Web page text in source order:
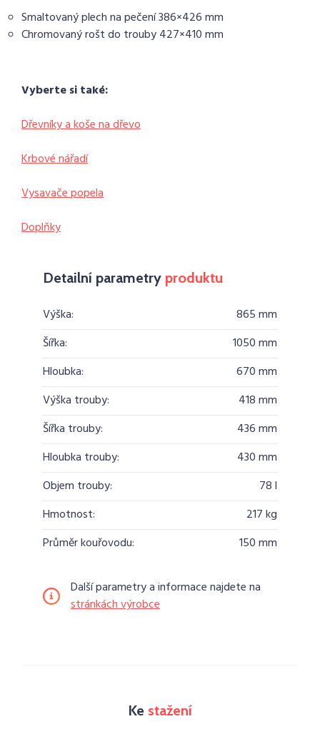
Smaltovaný plech na pečení 386×426 mm
Chromovaný rošt do trouby 427×410 mm
Vyberte si také:
Dřevníky a koše na dřevo
Krbové nářadí
Vysavače popela
Doplňky
Detailní parametry produktu
Výška:
865 mm
Šířka:
1050 mm
Hloubka:
670 mm
Výška trouby:
418 mm
Šířka trouby:
436 mm
Hloubka trouby:
430 mm
Objem trouby:
78 l
Hmotnost:
217 kg
Průměr kouřovodu:
150 mm
Další parametry a informace najdete na
stránkách výrobce
Ke stažení